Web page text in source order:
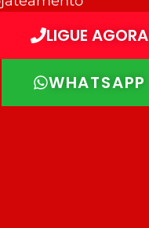
LIGUE AGORA
WHATSAPP